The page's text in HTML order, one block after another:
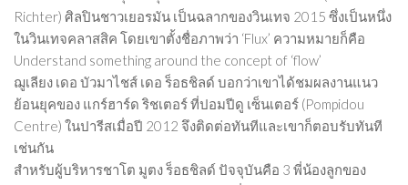
Richter) ศิลปินชาวเยอรมัน เป็นฉลากของวินเทจ 2015 ซึ่งเป็นหนึ่ง
ในวินเทจคลาสสิค โดยเขาตั้งชื่อภาพว่า ‘Flux’ ความหมายก็คือ
Understand something around the concept of ‘flow’
ฌูเลียง เดอ บัวมาไชส์ เดอ ร็อธชิลด์ บอกว่าเขาได้ชมผลงานแนว
ย้อนยุคของ แกร์ฮาร์ด ริชเตอร์ ที่ปอมปีดู เซ็นเตอร์ (Pompidou
Centre) ในปารีสเมื่อปี 2012 จึงติดต่อทันทีและเขาก็ตอบรับทันที
เช่นกัน
สำหรับผู้บริหารชาโต มูตง ร็อธชิลด์ ปัจจุบันคือ 3 พี่น้องลูกของ